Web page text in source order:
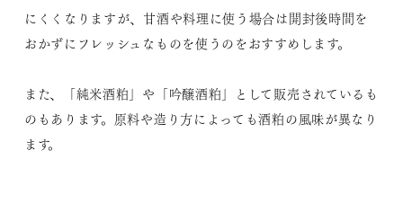
にくくなりますが、甘酒や料理に使う場合は開封後時間を
おかずにフレッシュなものを使うのをおすすめします。
また、「純米酒粕」や「吟醸酒粕」として販売されているも
のもあります。原料や造り方によっても酒粕の風味が異なり
ます。